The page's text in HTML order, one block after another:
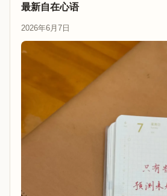
最新自在心语
2026年6月7日